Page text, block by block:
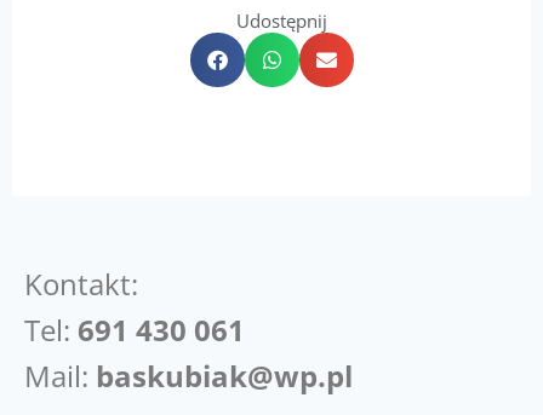
Udostępnij
Kontakt:
Tel: 691 430 061
Mail: baskubiak@wp.pl